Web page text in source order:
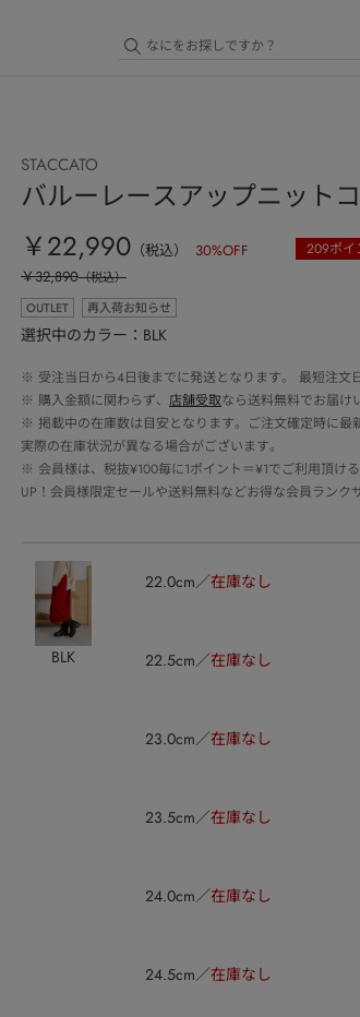
STACCATO
バルーレースアップニット
￥22,990 （税込） 30%OFF 209ポイ
￥32,890（税込）
OUTLET
再入荷お知らせ
選択中のカラー：BLK
※ 受注当日から4日後までに発送となります。 最短注文
※ 購入金額に関わらず、 店舗受取なら送料無料でお届け
※ 掲載中の在庫数は目安となります。ご注文確定時に
実際の在庫状況が異なる場合がございます。
※ 会員様は、税抜¥100毎に1ポイント＝¥1でご利用頂け
UP！会員様限定セールや送料無料などお得な会員ランク
BLK
22.0cm 在庫なし
22.5cm 在庫なし
23.0cm 在庫なし
23.5cm 在庫なし
24.0cm 在庫なし
24.5cm 在庫なし